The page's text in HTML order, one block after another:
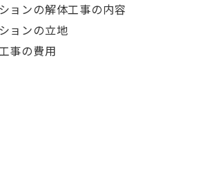
ョンの解体工事の内容
ョンの立地
事の費用